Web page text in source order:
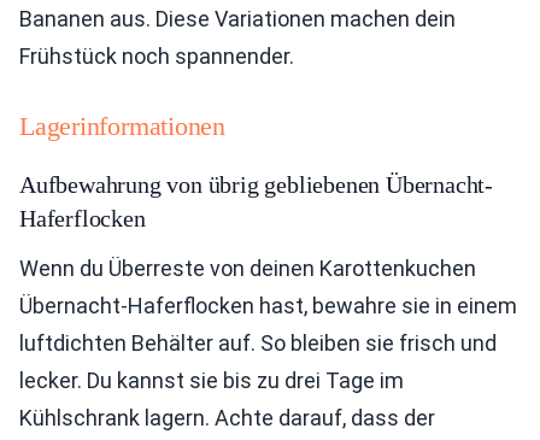
Bananen aus. Diese Variationen machen dein
Frühstück noch spannender.
Lagerinformationen
Aufbewahrung von übrig gebliebenen Übernacht-
Haferflocken
Wenn du Überreste von deinen Karottenkuchen
Übernacht-Haferflocken hast, bewahre sie in einem
luftdichten Behälter auf. So bleiben sie frisch und
lecker. Du kannst sie bis zu drei Tage im
Kühlschrank lagern. Achte darauf, dass der